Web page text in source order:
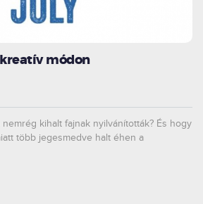
módon
kihalt fajnak nyilvánították? És hogy
több jegesmedve halt éhen a